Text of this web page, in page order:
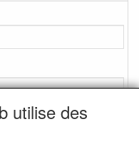
utilise des